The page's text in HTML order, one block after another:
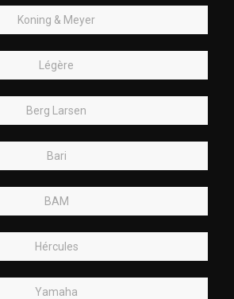
Koning & Meyer
Légère
Berg Larsen
Bari
BAM
Hércules
Yamaha